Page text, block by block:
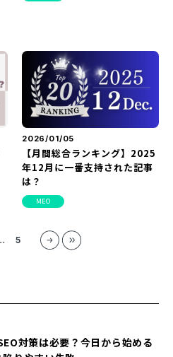
2026/01/05
【月間総合ランキング】2025
年12月に一番支持された記事
は？
MEO
5
対策は必要？今日から始める